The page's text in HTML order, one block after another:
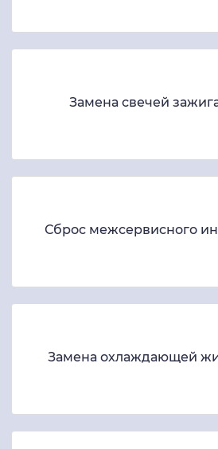
Замена свечей
Сброс межсервисного
Замена охлаждающей